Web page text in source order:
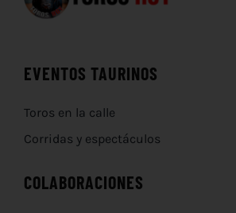
EVENTOS TAURINOS
Toros en la calle
Corridas y espectáculos
COLABORACIONES